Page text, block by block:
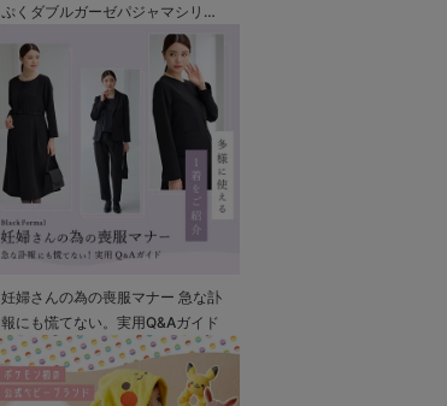
ぷくダブルガーゼパジャマシリー
妊婦さんの為の喪服マナー 急な訃
報にも慌てない。実用Q&Aガイド